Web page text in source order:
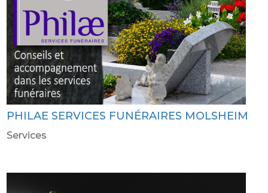
PHILAE SERVICES FUNÉRAIRES MOLSHEIM
Services